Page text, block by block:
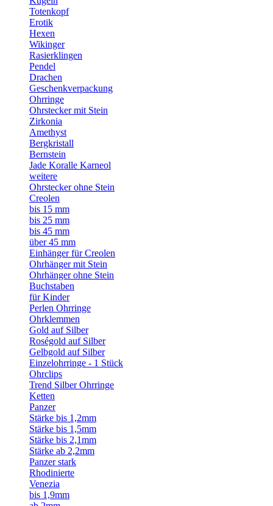
Totenkopf
Erotik
Hexen
Wikinger
Rasierklingen
Pendel
Drachen
Geschenkverpackung
Ohrringe
Ohrstecker mit Stein
Zirkonia
Amethyst
Bergkristall
Bernstein
Jade Koralle Karneol
weitere
Ohrstecker ohne Stein
Creolen
bis 15 mm
bis 25 mm
bis 45 mm
über 45 mm
Einhänger für Creolen
Ohrhänger mit Stein
Ohrhänger ohne Stein
Buchstaben
für Kinder
Perlen Ohrringe
Ohrklemmen
Gold auf Silber
Roségold auf Silber
Gelbgold auf Silber
Einzelohrringe - 1 Stück
Ohrclips
Trend Silber Ohrringe
Ketten
Panzer
Stärke bis 1,2mm
Stärke bis 1,5mm
Stärke bis 2,1mm
Stärke ab 2,2mm
Panzer stark
Rhodinierte
Venezia
bis 1,9mm